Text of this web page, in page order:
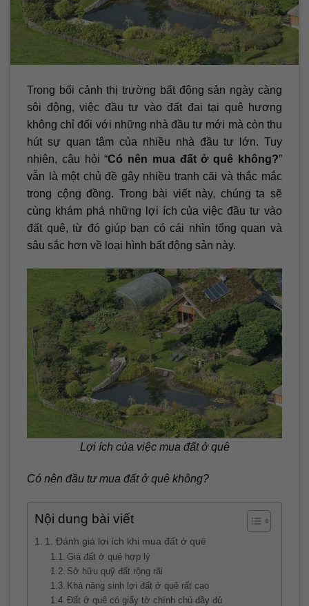
Trong bối cảnh thị trường bất động sản ngày càng
sôi động, việc đầu tư vào đất đai tại quê hương
không chỉ đối với những nhà đầu tư mới mà còn thu
hút sự quan tâm của nhiều nhà đầu tư lớn. Tuy
nhiên, câu hỏi “Có nên mua đất ở quê không?”
vẫn là một chủ đề gây nhiều tranh cãi và thắc mắc
trong cộng đồng. Trong bài viết này, chúng ta sẽ
cùng khám phá những lợi ích của việc đầu tư vào
đất quê, từ đó giúp bạn có cái nhìn tổng quan và
sâu sắc hơn về loại hình bất động sản này.
Lợi ích của việc mua đất ở quê
Có nên đầu tư mua đất ở quê không?
Nội dung bài viết
1. Đánh giá lợi ích khi mua đất ở quê
Giá đất ở quê hợp lý
Sở hữu quỹ đất rộng rãi
Khả năng sinh lợi đất ở quê rất cao
Đất ở quê có giấy tờ chính chủ đầy đủ